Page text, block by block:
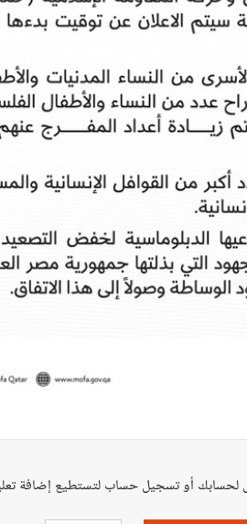
لحسابك أو تسجيل حساب لتستطيع إضافة